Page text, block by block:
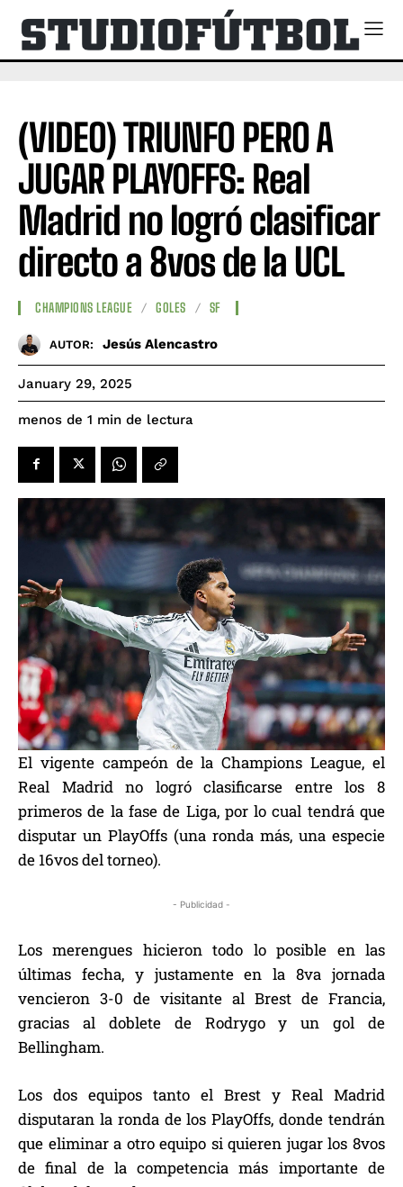
(VIDEO) TRIUNFO PERO A
JUGAR PLAYOFFS: Real
Madrid no logró clasificar
directo a 8vos de la UCL
CHAMPIONS LEAGUE GOLES SF
AUTOR: Jesús Alencastro
January 29, 2025
menos de 1 min de lectura
El vigente campeón de la Champions League, el
Real Madrid no logró clasificarse entre los 8
primeros de la fase de Liga, por lo cual tendrá que
disputar un PlayOffs (una ronda más, una especie
de 16vos del torneo).
- Publicidad -
Los merengues hicieron todo lo posible en las
últimas fecha, y justamente en la 8va jornada
vencieron 3-0 de visitante al Brest de Francia,
gracias al doblete de Rodrygo y un gol de
Bellingham.
Los dos equipos tanto el Brest y Real Madrid
disputaran la ronda de los PlayOffs, donde tendrán
que eliminar a otro equipo si quieren jugar los 8vos
de final de la competencia más importante de